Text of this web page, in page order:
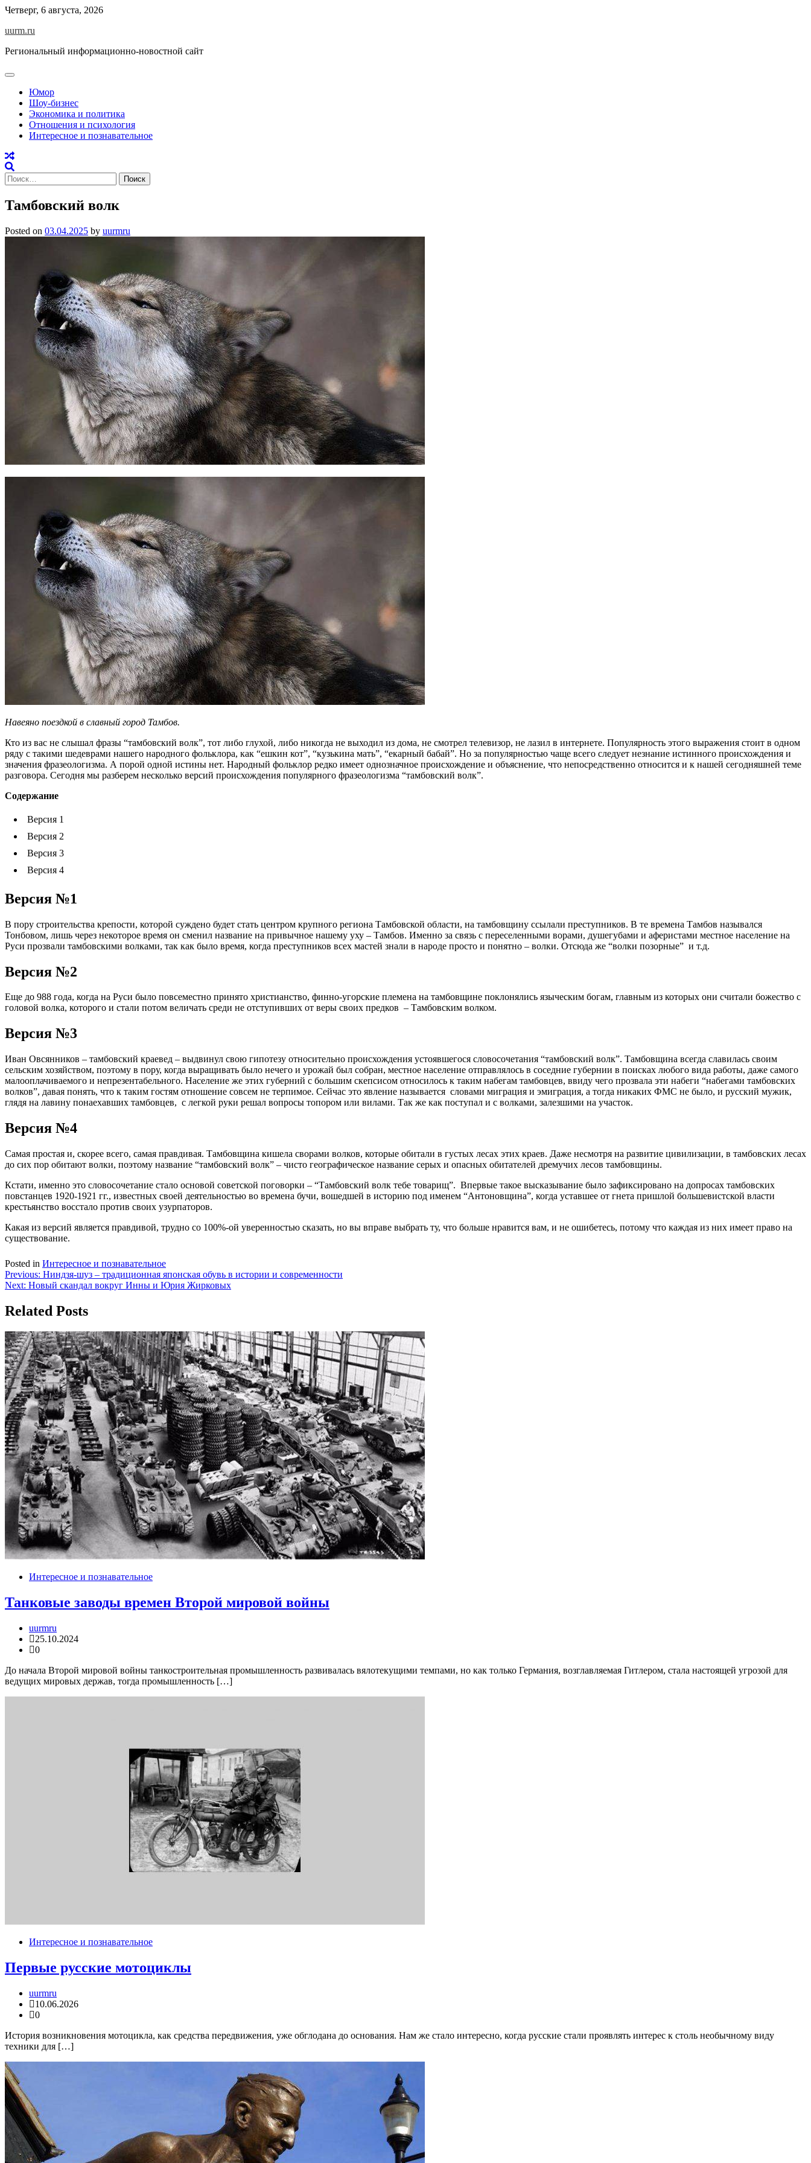
Skip
content
Четверг, 6 августа, 2026
uurm.ru
Региональный информационно-новостной сайт
Юмор
Шоу-бизнес
Экономика и политика
Отношения и психология
Интересное и познавательное
Найти:
Тамбовский волк
Posted on 03.04.2025 by uurmru
Навеяно поездкой в славный город Тамбов.
Кто из вас не слышал фразы “тамбовский волк”, тот либо глухой, либо никогда не выходил из дома, не смотрел телевизор, не лазил в интернете. Популярность этого выражения стоит в одном
ряду с такими шедеврами нашего народного фольклора, как “ешкин кот”, “кузькина мать”, “екарный бабай”. Но за популярностью чаще всего следует незнание истинного происхождения и
значения фразеологизма. А порой одной истины нет. Народный фольклор редко имеет однозначное происхождение и объяснение, что непосредственно относится и к нашей сегодняшней теме
разговора. Сегодня мы разберем несколько версий происхождения популярного фразеологизма “тамбовский волк”.
Содержание
Версия 1
Версия 2
Версия 3
Версия 4
Версия №1
В пору строительства крепости, которой суждено будет стать центром крупного региона Тамбовской области, на тамбовщину ссылали преступников. В те времена Тамбов назывался
Тонбовом, лишь через некоторое время он сменил название на привычное нашему уху – Тамбов. Именно за связь с переселенными ворами, душегубами и аферистами местное население на
Руси прозвали тамбовскими волками, так как было время, когда преступников всех мастей знали в народе просто и понятно – волки. Отсюда же “волки позорные” и т.д.
Версия №2
Еще до 988 года, когда на Руси было повсеместно принято христианство, финно-угорские племена на тамбовщине поклонялись языческим богам, главным из которых они считали божество с
головой волка, которого и стали потом величать среди не отступивших от веры своих предков – Тамбовским волком.
Версия №3
Иван Овсянников – тамбовский краевед – выдвинул свою гипотезу относительно происхождения устоявшегося словосочетания “тамбовский волк”. Тамбовщина всегда славилась своим
сельским хозяйством, поэтому в пору, когда выращивать было нечего и урожай был собран, местное население отправлялось в соседние губернии в поисках любого вида работы, даже самого
малооплачиваемого и непрезентабельного. Население же этих губерний с большим скепсисом относилось к таким набегам тамбовцев, ввиду чего прозвала эти набеги “набегами тамбовских
волков”, давая понять, что к таким гостям отношение совсем не терпимое. Сейчас это явление называется словами миграция и эмиграция, а тогда никаких ФМС не было, и русский мужик,
глядя на лавину понаехавших тамбовцев, с легкой руки решал вопросы топором или вилами. Так же как поступал и с волками, залезшими на участок.
Версия №4
Самая простая и, скорее всего, самая правдивая. Тамбовщина кишела сворами волков, которые обитали в густых лесах этих краев. Даже несмотря на развитие цивилизации, в тамбовских лесах
до сих пор обитают волки, поэтому название “тамбовский волк” – чисто географическое название серых и опасных обитателей дремучих лесов тамбовщины.
Кстати, именно это словосочетание стало основой советской поговорки – “Тамбовский волк тебе товарищ”. Впервые такое высказывание было зафиксировано на допросах тамбовских
повстанцев 1920-1921 гг., известных своей деятельностью во времена бучи, вошедшей в историю под именем “Антоновщина”, когда уставшее от гнета пришлой большевистской власти
крестьянство восстало против своих узурпаторов.
Какая из версий является правдивой, трудно со 100%-ой уверенностью сказать, но вы вправе выбрать ту, что больше нравится вам, и не ошибетесь, потому что каждая из них имеет право на
существование.
Posted in Интересное и познавательное
Навигация
по
записям
Previous: Ниндзя-шуз – традиционная японская обувь в истории и современности
Next: Новый скандал вокруг Инны и Юрия Жирковых
Related Posts
Интересное и познавательное
Танковые заводы времен Второй мировой войны
uurmru
25.10.2024
0
До начала Второй мировой войны танкостроительная промышленность развивалась вялотекущими темпами, но как только Германия, возглавляемая Гитлером, стала настоящей угрозой для
ведущих мировых держав, тогда промышленность […]
Интересное и познавательное
Первые русские мотоциклы
uurmru
10.06.2026
0
История возникновения мотоцикла, как средства передвижения, уже обглодана до основания. Нам же стало интересно, когда русские стали проявлять интерес к столь необычному виду
техники для […]